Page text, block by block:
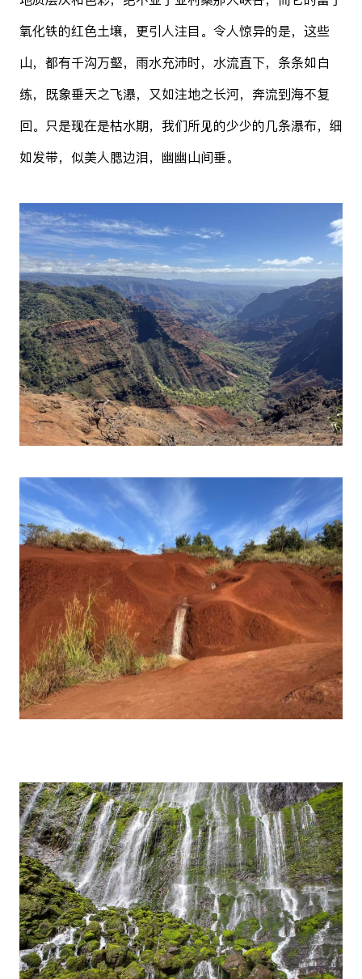
氧化铁的红色土壤，更引人注目。令人惊异的是，这些
山，都有千沟万壑，雨水充沛时，水流直下，条条如白
练，既象垂天之飞瀑，又如注地之长河，奔流到海不复
回。只是现在是枯水期，我们所见的少少的几条瀑布，细
如发带，似美人腮边泪，幽幽山间垂。